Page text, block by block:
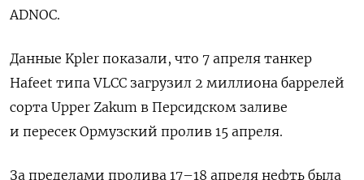
ADNOC.
Данные Kpler показали, что 7 апреля танкер
Hafeet типа VLCC загрузил 2 миллионa баррелей
сорта Upper Zakum в ​Персидском заливе
и пересек Ормузский пролив 15 апреля.
За пределами пролива 17–18 апреля нефть была